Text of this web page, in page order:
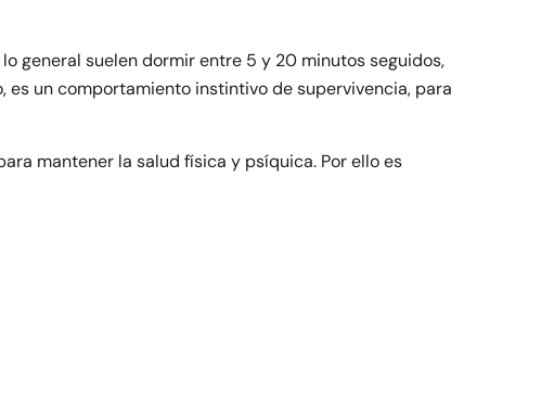
general suelen dormir entre 5 y 20 minutos seguidos,
es un comportamiento instintivo de supervivencia, para
mantener la salud física y psíquica. Por ello es